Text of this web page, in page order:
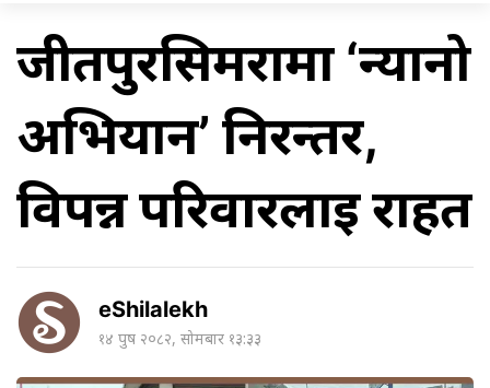
जीतपुरसिमरामा ‘न्यानो
अभियान’ निरन्तर,
विपन्न परिवारलाई राहत
eShilalekh
१४ पुष २०८२, सोमबार १३:३३